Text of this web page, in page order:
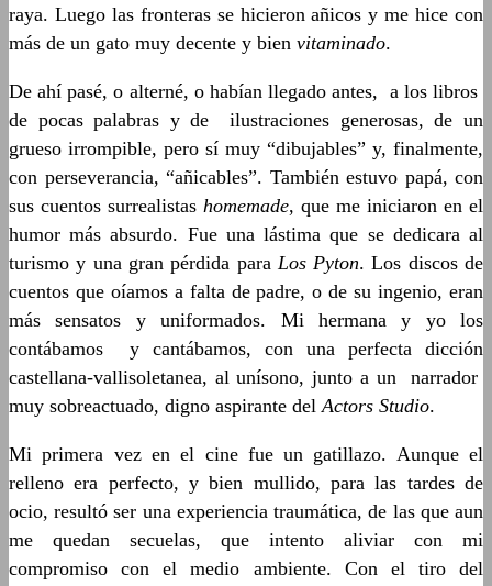
raya. Luego las fronteras se hicieron añicos y me hice con
más de un gato muy decente y bien vitaminado.
De ahí pasé, o alterné, o habían llegado antes, a los libros
de pocas palabras y de ilustraciones generosas, de un
grueso irrompible, pero sí muy “dibujables” y, finalmente,
con perseverancia, “añicables”. También estuvo papá, con
sus cuentos surrealistas homemade, que me iniciaron en el
humor más absurdo. Fue una lástima que se dedicara al
turismo y una gran pérdida para Los Pyton. Los discos de
cuentos que oíamos a falta de padre, o de su ingenio, eran
más sensatos y uniformados. Mi hermana y yo los
contábamos y cantábamos, con una perfecta dicción
castellana-vallisoletanea, al unísono, junto a un narrador
muy sobreactuado, digno aspirante delActors Studio.
Mi primera vez en el cine fue un gatillazo. Aunque el
relleno era perfecto, y bien mullido, para las tardes de
ocio, resultó ser una experiencia traumática, de las que aun
me quedan secuelas, que intento aliviar con mi
compromiso con el medio ambiente. Con el tiro del